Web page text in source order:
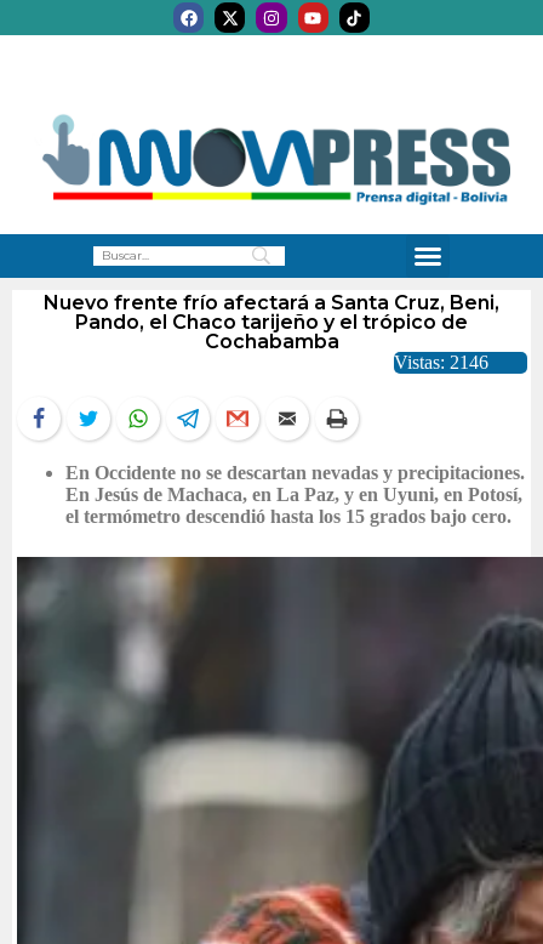
Nuevo frente frío afectará a Santa Cruz, Beni,
Pando, el Chaco tarijeño y el trópico de
Cochabamba
Vistas: 2146
En Occidente no se descartan nevadas y precipitaciones.
En Jesús de Machaca, en La Paz, y en Uyuni, en Potosí,
el termómetro descendió hasta los 15 grados bajo cero.